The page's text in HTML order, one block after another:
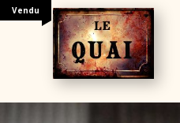
Vendu